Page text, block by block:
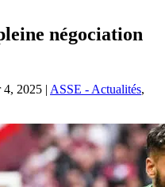
négociation
4, 2025 | ASSE - Actualités,